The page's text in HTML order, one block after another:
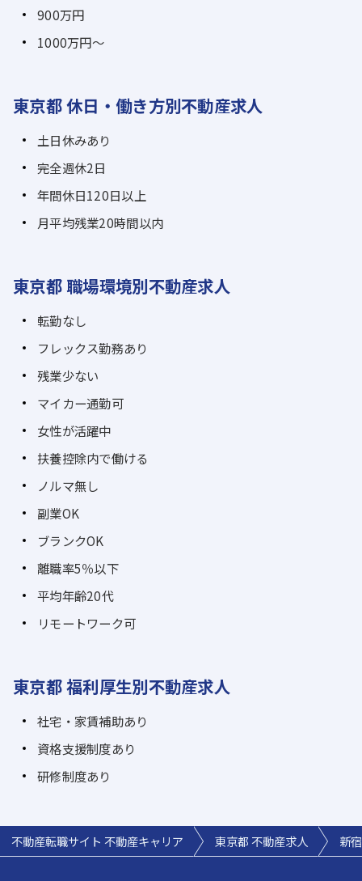
900万円
1000万円～
東京都 休日・働き方別不動産求人
土日休みあり
完全週休2日
年間休日120日以上
月平均残業20時間以内
東京都 職場環境別不動産求人
転勤なし
フレックス勤務あり
残業少ない
マイカー通勤可
女性が活躍中
扶養控除内で働ける
ノルマ無し
副業OK
ブランクOK
離職率5％以下
平均年齢20代
リモートワーク可
東京都 福利厚生別不動産求人
社宅・家賃補助あり
資格支援制度あり
研修制度あり
不動産転職サイト 不動産キャリア 東京都 不動産求人 新